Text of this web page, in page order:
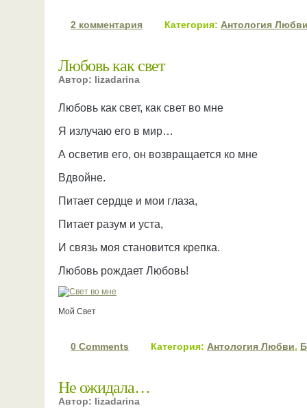
2 комментария Категория: Антология
Любовь как свет
Автор: lizadarina
Любовь как свет, как свет во мне
Я излучаю его в мир…
А осветив его, он возвращается ко мне
Вдвойне.
Питает сердце и мои глаза,
Питает разум и уста,
И связь моя становится крепка.
Любовь рождает Любовь!
Мой Свет
0 Comments Категория: Антология Любви,
Не ожидала…
Автор: lizadarina